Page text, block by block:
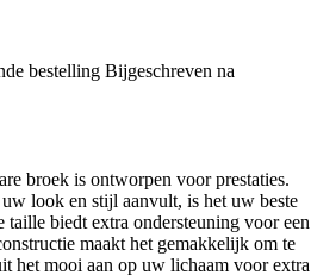
bestelling Bijgeschreven na
broek is ontworpen voor prestaties.
look en stijl aanvult, is het uw beste
taille biedt extra ondersteuning voor een
maakt het gemakkelijk om te
het mooi aan op uw lichaam voor extra